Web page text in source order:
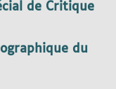
de Critique
du